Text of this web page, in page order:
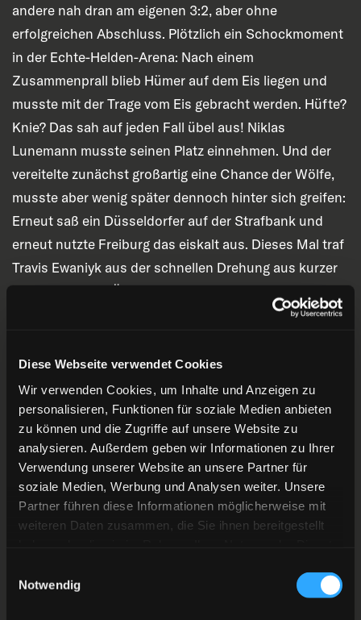
Diese Webseite verwendet Cookies
Wir verwenden Cookies, um Inhalte und Anzeigen zu
personalisieren, Funktionen für soziale Medien anbieten
zu können und die Zugriffe auf unsere Website zu
analysieren. Außerdem geben wir Informationen zu Ihrer
Verwendung unserer Website an unsere Partner für
soziale Medien, Werbung und Analysen weiter. Unsere
Partner führen diese Informationen möglicherweise mit
weiteren Daten zusammen, die Sie ihnen bereitgestellt
Notwendig
andere nah dran am eigenen 3:2, aber ohne
erfolgreichen Abschluss. Plötzlich ein Schockmoment
in der Echte-Helden-Arena: Nach einem
Zusammenprall blieb Hümer auf dem Eis liegen und
musste mit der Trage vom Eis gebracht werden. Hüfte?
Knie? Das sah auf jeden Fall übel aus! Niklas
Lunemann musste seinen Platz einnehmen. Und der
vereitelte zunächst großartig eine Chance der Wölfe,
musste aber wenig später dennoch hinter sich greifen:
Erneut saß ein Düsseldorfer auf der Strafbank und
erneut nutzte Freiburg das eiskalt aus. Dieses Mal traf
Travis Ewaniyk aus der schnellen Drehung aus kurzer
Distanz (37:26). Ärgerlich! Es war der dritte
Gegentreffer nach eigener Strafe. Daran muss das
Drittes Drittel:
Auch der Schlussabschnitt begann in
Unterzahl, jedoch ohne weiteren Gegentreffer. Die
DEG kämpfte sich das Momentum zurück und machte
Druck. Schließlich konnte Orendorz das schnelle 3:3
markieren! Der Neuzugang aus Bad Nauheim war mit
einer Direktabnahme erfolgreich. Der Pass bei 41:49
kam von Hirano. Und Letztgenannter legte nach! Der
Gegenspieler David Trinkberger mit einer schnellen
Bewegung und versenkte den Puck in der Ecke! Eine